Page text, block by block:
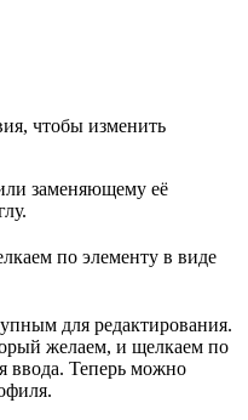
чтобы изменить
заменяющему её
по элементу в виде
для редактирования.
желаем, и щелкаем по
ввода. Теперь можно